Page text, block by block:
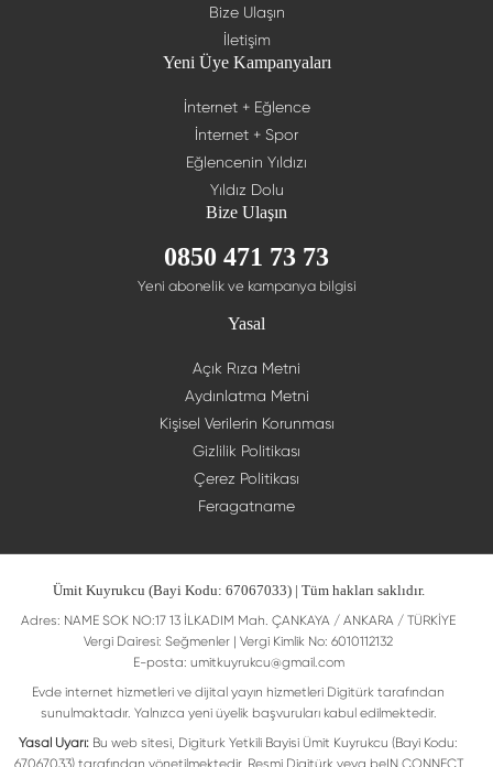
Bize Ulaşın
İletişim
Yeni Üye Kampanyaları
İnternet + Eğlence
İnternet + Spor
Eğlencenin Yıldızı
Yıldız Dolu
Bize Ulaşın
0850 471 73 73
Yeni abonelik ve kampanya bilgisi
Yasal
Açık Rıza Metni
Aydınlatma Metni
Kişisel Verilerin Korunması
Gizlilik Politikası
Çerez Politikası
Feragatname
Ümit Kuyrukcu (Bayi Kodu: 67067033) | Tüm hakları saklıdır.
Adres: NAME SOK NO:17 13 İLKADIM Mah. ÇANKAYA / ANKARA / TÜRKİYE
Vergi Dairesi: Seğmenler | Vergi Kimlik No: 6010112132
E-posta: umitkuyrukcu@gmail.com
Evde internet hizmetleri ve dijital yayın hizmetleri Digitürk tarafından
sunulmaktadır. Yalnızca yeni üyelik başvuruları kabul edilmektedir.
Yasal Uyarı: Bu web sitesi, Digiturk Yetkili Bayisi Ümit Kuyrukcu (Bayi Kodu: